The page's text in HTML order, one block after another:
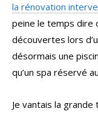
la rénovation
peine le temps dire
découvertes lors
désormais une
qu’un spa réservé
Je vantais la